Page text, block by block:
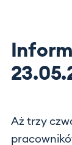
Moje konto
Aż trzy